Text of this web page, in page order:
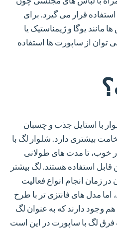
قرار می گیرد. برای
مانند یوگا و ژیمناستیک یا
از ساپورت ها استفاده
با استایل جذب و چسبان
بیشتری دارد. شلوار لگ با
خوب، تا مدت های طولانی
قابل استفاده هستند. لگ بیشتر
زمان انجام انواع فعالیت
مدل های فانتزی تر با طرح
هم وجود دارند که به عنوان لگ
لگ با ساپورت در این است